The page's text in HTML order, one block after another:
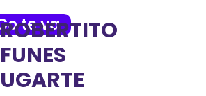
te va
ROBERTITO
FUNES
UGARTE